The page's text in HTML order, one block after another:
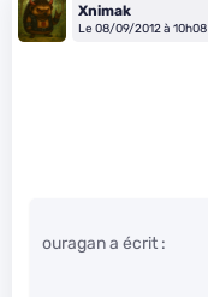
Xnimak
Le 08/09/2012 à 10h08
ouragan a écrit :